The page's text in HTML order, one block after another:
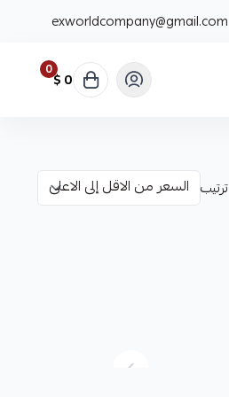
exworldcompany@gmail.com
0 0 $
ترتيب